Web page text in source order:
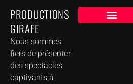
PRODUCTIONS
GIRAFE
Nous sommes
fiers de présenter
des spectacles
captivants à